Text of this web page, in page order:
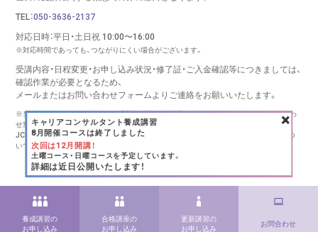
キャリアコンサルタント養成講習
8月開催コースは終了しました
次回は12月開講！
土曜コース・日曜コースを予定しています。
詳細は近日公開いたします！
×
養成講習の
お申し込み
合格講座の
お申し込み
更新講習の
お申し込み
お問合わせ
TEL：050-3636-2137
対応日時：平日・土日祝 10:00〜16:00
※対応時間であっても、つながりにくい場合がございます。
受講内容・日程変更・お申し込み状況・修了証・ご入金確認等につきましては、
確認作業が必要となるため、
メールまたはお問い合わせフォームより ご連絡をお願いいたします。
※当窓口は、キャリコンシーオー（株式会社リバース）が実施する講習に関するお問い合わ
せ窓口です。
JCDA様、キャリアコンサルタント登録センター様、その他団体様の講習・更新手続きにつ
いては、各団体様へ直接お問い合わせください。
Copyright (C) RE:BIRTH INC., All rights reserved.